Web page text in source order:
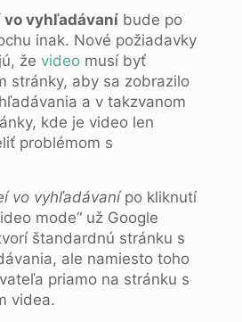
vo vyhľadávaníbude po
inak. Nové požiadavky
že video musí byť
stránky, aby sa zobrazilo
a v takzvanom
kde je video len
problémom s
vo vyhľadávanípo kliknutí
mode“ už Google
štandardnú stránku s
ale namiesto toho
priamo na stránku s
videa.